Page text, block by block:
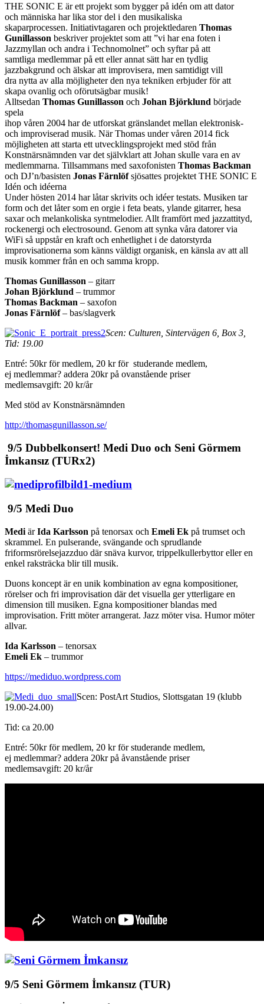
THE SONIC E är ett projekt som bygger på idén om att dator
och människa har lika stor del i den musikaliska
skaparprocessen. Initiativtagaren och projektledaren Thomas
Gunillasson beskriver projektet som att ”vi har ena foten i
Jazzmyllan och andra i Technomolnet” och syftar på att
samtliga medlemmar på ett eller annat sätt har en tydlig
jazzbakgrund och älskar att improvisera, men samtidigt vill
dra nytta av alla möjligheter den nya tekniken erbjuder för att
skapa ovanlig och oförutsägbar musik!
Alltsedan Thomas Gunillasson och Johan Björklund började
spela
ihop våren 2004 har de utforskat gränslandet mellan elektronisk-
och improviserad musik. När Thomas under våren 2014 fick
möjligheten att starta ett utvecklingsprojekt med stöd från
Konstnärsnämnden var det självklart att Johan skulle vara en av
medlemmarna. Tillsammans med saxofonisten Thomas Backman
och DJ’n/basisten Jonas Färnlöfsjösattes projektet THE SONIC E
Idén och idéerna
Under hösten 2014 har låtar skrivits och idéer testats. Musiken tar
form och det låter som en orgie i feta beats, ylande gitarrer, hesa
saxar och melankoliska syntmelodier. Allt framfört med jazzattityd,
rockenergi och electrosound. Genom att synka våra datorer via
WiFi så uppstår en kraft och enhetlighet i de datorstyrda
improvisationerna som känns väldigt organisk, en känsla av att all
musik kommer från en och samma kropp.
Thomas Gunillasson – gitarr
Johan Björklund – trummor
Thomas Backman – saxofon
Jonas Färnlöf– bas/slagverk
Scen: Culturen, Sintervägen 6, Box 3,
Tid: 19.00
Entré: 50kr för medlem, 20 kr för studerande medlem,
ej medlemmar? addera 20kr på ovanstående priser
medlemsavgift: 20 kr/år
Med stöd av Konstnärsnämnden
http://thomasgunillasson.se/
9/5 Dubbelkonsert! Medi Duo och Seni Görmem
İmkansız (TURx2)
9/5 Medi Duo
Medi ärIda Karlsson på tenorsax och Emeli Ek på trumset och
skrammel. En pulserande, svängande och sprudlande
friformsrörelsejazzduo där snäva kurvor, trippelkullerbyttor eller en
enkel raksträcka blir till musik.
Duons koncept är en unik kombination av egna kompositioner,
rörelser och fri improvisation där det visuella ger ytterligare en
dimension till musiken. Egna kompositioner blandas med
improvisation. Fritt möter arrangerat. Jazz möter visa. Humor möter
allvar.
Ida Karlsson – tenorsax
Emeli Ek – trummor
https://mediduo.wordpress.com
Scen: PostArt Studios, Slottsgatan 19 (klubb
19.00-24.00)
Tid: ca 20.00
Entré: 50kr för medlem, 20 kr för studerande medlem,
ej medlemmar? addera 20kr på åvanstående priser
medlemsavgift: 20 kr/år
9/5 Seni Görmem İmkansız (TUR)